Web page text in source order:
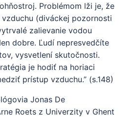
Problémom lži je, že
(diváckej pozornosti
zalievanie vodou
dobre. Ľudí nepresvedčíte
vysvetlení skutočnosti.
je hodiť na horiaci
prístup vzduchu.” (s.148)
Jonas De
Roets z Univerzity v Ghent